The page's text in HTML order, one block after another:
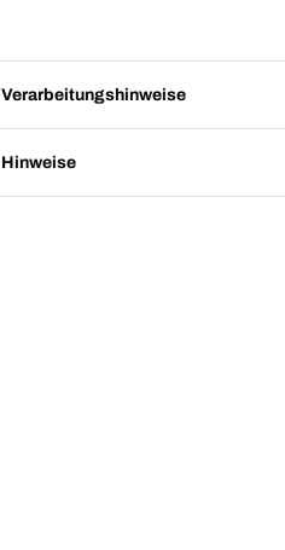
Verarbeitungshinweise
Hinweise